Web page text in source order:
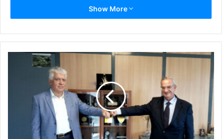
ανάρτηση της σχετικής ανακοίνωσης του Δήμου,
σύμφωνα με νομικούς κύκλους, εμπίπτουν στις διατάξεις
του αντιρατσιστικού νόμου.
Show More